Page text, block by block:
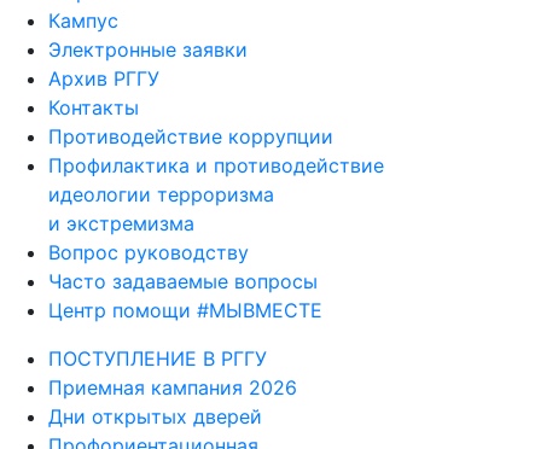
Электронные заявки
Архив РГГУ
Контакты
Противодействие коррупции
Профилактика и противодействие
идеологии терроризма
и экстремизма
Вопрос руководству
Часто задаваемые вопросы
Центр помощи #МЫВМЕСТЕ
ПОСТУПЛЕНИЕ В РГГУ
Приемная кампания 2026
Дни открытых дверей
Профориентационная